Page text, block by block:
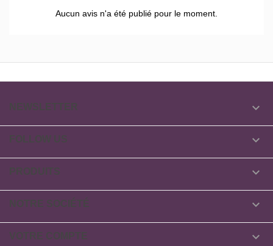
Aucun avis n'a été publié pour le moment.




